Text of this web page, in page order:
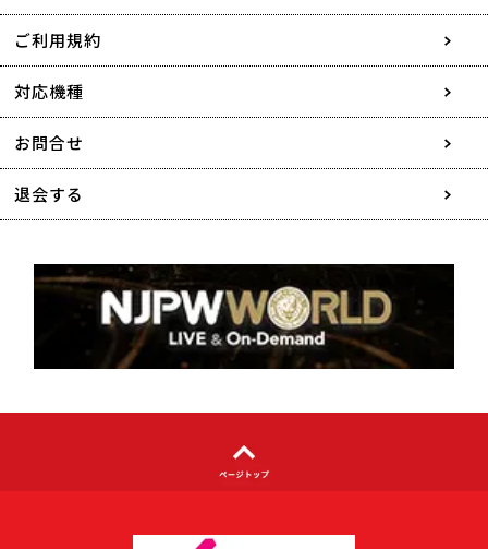
会社情報
採用情報
協賛・広告媒体のご案内
特定商取引に関する表記
著作権について
利用者情報の外部送信について
ご利用規約
対応機種
お問合せ
退会する